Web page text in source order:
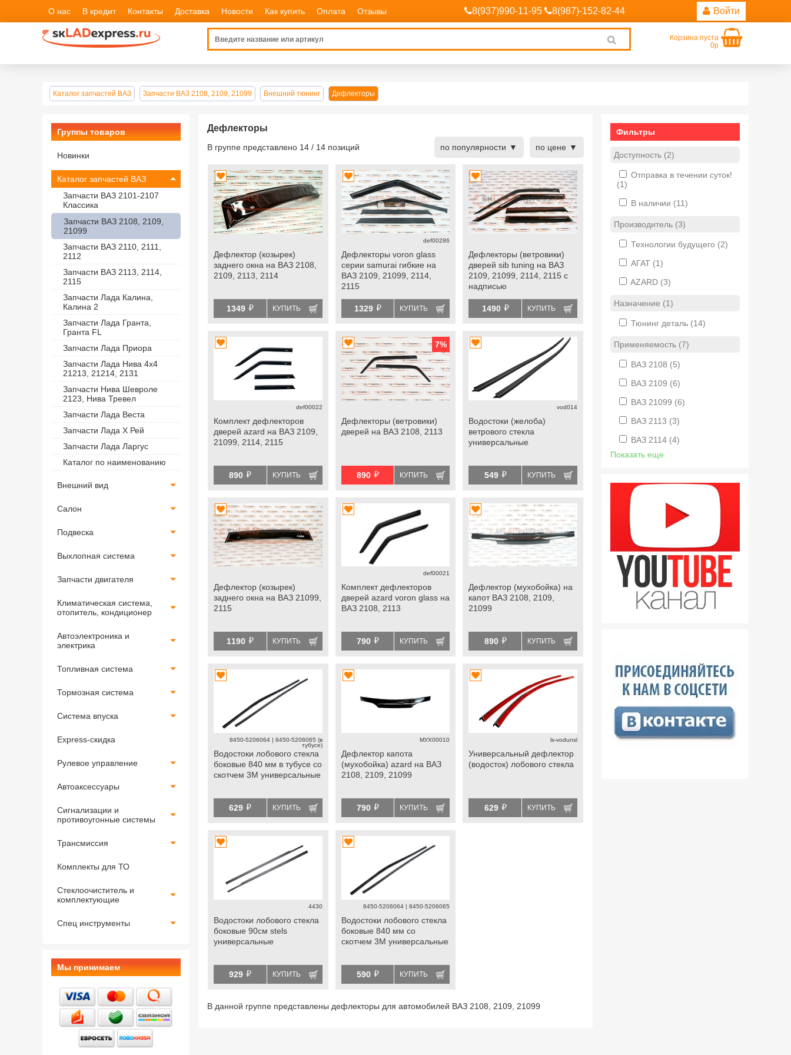
О нас В кредит Контакты Доставка Новости Как купить Оплата Отзывы 8(937)990-11-95 8(987)-152-82-44 Войти
search
Корзина пуста
0р
Каталог запчастей ВАЗ Запчасти ВАЗ 2108, 2109, 21099 Внешний тюнинг Дефлекторы
Группы товаров
Новинки
Каталог запчастей ВАЗ
Запчасти ВАЗ 2101-2107
Классика
Запчасти ВАЗ 2108, 2109,
21099
Запчасти ВАЗ 2110, 2111,
2112
Запчасти ВАЗ 2113, 2114,
2115
Запчасти Лада Калина,
Калина 2
Запчасти Лада Гранта,
Гранта FL
Запчасти Лада Приора
Запчасти Лада Нива 4х4
21213, 21214, 2131
Запчасти Нива Шевроле
2123, Нива Тревел
Запчасти Лада Веста
Запчасти Лада Х Рей
Запчасти Лада Ларгус
Каталог по наименованию
Внешний вид
Салон
Подвеска
Выхлопная система
Запчасти двигателя
Климатическая система,
отопитель, кондиционер
Автоэлектроника и
электрика
Топливная система
Тормозная система
Система впуска
Express-скидка
Рулевое управление
Автоаксессуары
Сигнализации и
противоугонные системы
Трансмиссия
Комплекты для ТО
Стеклоочиститель и
комплектующие
Спец инструменты
Мы принимаем
Дефлекторы
В группе представлено 14 / 14 позиций по популярности по цене
Дефлектор (козырек)
заднего окна на ВАЗ 2108,
2109, 2113, 2114
1349 й КУПИТЬ
def00286
Дефлекторы voron glass
серии samurai гибкие на
ВАЗ 2109, 21099, 2114,
2115
1329 й КУПИТЬ
Дефлекторы (ветровики)
дверей sib tuning на ВАЗ
2109, 21099, 2114, 2115 с
надписью
1490 й КУПИТЬ
def00022
Комплект дефлекторов
дверей azard на ВАЗ 2109,
21099, 2114, 2115
890 й КУПИТЬ
7%
Дефлекторы (ветровики)
дверей на ВАЗ 2108, 2113
890 й КУПИТЬ
vod014
Водостоки (желоба)
ветрового стекла
универсальные
549 й КУПИТЬ
Дефлектор (козырек)
заднего окна на ВАЗ 21099,
2115
1190 й КУПИТЬ
def00021
Комплект дефлекторов
дверей azard voron glass на
ВАЗ 2108, 2113
790 й КУПИТЬ
Дефлектор (мухобойка) на
капот ВАЗ 2108, 2109,
21099
890 й КУПИТЬ
8450-5206064 | 8450-5206065 (в
тубусе)
Водостоки лобового стекла
боковые 840 мм в тубусе со
скотчем 3М универсальные
629 й КУПИТЬ
МУХ00010
Дефлектор капота
(мухобойка) azard на ВАЗ
2108, 2109, 21099
790 й КУПИТЬ
ls-vodunsl
Универсальный дефлектор
(водосток) лобового стекла
629 й КУПИТЬ
4430
Водостоки лобового стекла
боковые 90см stels
универсальные
929 й КУПИТЬ
8450-5206064 | 8450-5206065
Водостоки лобового стекла
боковые 840 мм со
скотчем 3М универсальные
590 й КУПИТЬ
В данной группе представлены дефлекторы для автомобилей ВАЗ 2108, 2109, 21099
Фильтры
Доступность (2)
Отправка в течении суток!
(1)
В наличии (11)
Производитель (3)
Технологии будущего (2)
АГАТ (1)
AZARD (3)
Назначение (1)
Тюнинг деталь (14)
Применяемость (7)
ВАЗ 2108 (5)
ВАЗ 2109 (6)
ВАЗ 21099 (6)
ВАЗ 2113 (3)
ВАЗ 2114 (4)
Показать еще